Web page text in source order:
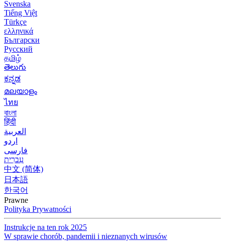
Svenska
Tiếng Việt
Türkçe
ελληνικά
Български
Русский
தமிழ்
తెలుగు
ಕನ್ನಡ
മലയാളം
ไทย
বাংলা
हिंदी
العربية
اردو
فارسی
עִברִית
中文 (简体)
日本語
한국어
Prawne
Polityka Prywatności
Instrukcje na ten rok 2025
W sprawie chorób, pandemii i nieznanych wirusów